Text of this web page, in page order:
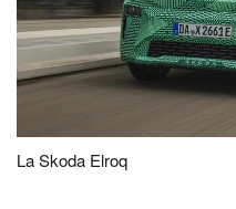
La Skoda Elroq